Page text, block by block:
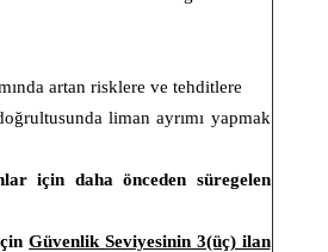
artan risklere ve tehditlere
liman ayrımı yapmak
için daha önceden süregelen
Güvenlik Seviyesinin 3(üç) ilan